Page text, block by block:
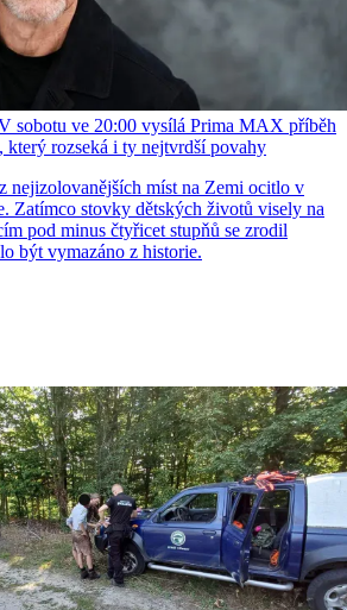
sobotu ve 20:00 vysílá Prima MAX příběh
který rozseká i ty nejtvrdší povahy
nejizolovanějších míst na Zemi ocitlo v
Zatímco stovky dětských životů visely na
pod minus čtyřicet stupňů se zrodil
být vymazáno z historie.